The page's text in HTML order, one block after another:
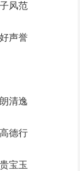
风范
声誉
清逸
德行
宝玉